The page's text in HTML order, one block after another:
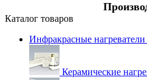
Каталог товаров
Инфракрасные
Керамические